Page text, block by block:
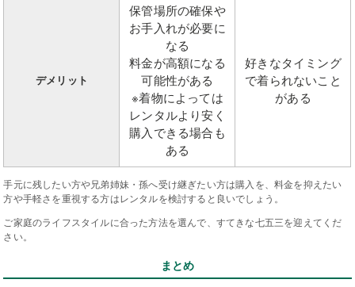
デメリット
保管場所の確保や
お手入れが必要に
なる
料金が高額になる
可能性がある
※着物によっては
レンタルより安く
購入できる場合も
ある
好きなタイミング
で着られないこと
がある
手元に残したい方や兄弟姉妹・孫へ受け継ぎたい方は購入を、料金を抑えたい
方や手軽さを重視する方はレンタルを検討すると良いでしょう。
ご家庭のライフスタイルに合った方法を選んで、すてきな七五三を迎えてくだ
さい。
まとめ